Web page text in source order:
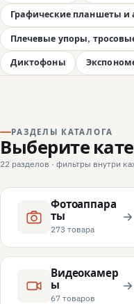
Графические планшеты и
Плечевые упоры,
Диктофоны
РАЗДЕЛЫ КАТАЛОГА
Выберите
22 разделов · фильтры внутри
Фотоаппара
ты
273 товара
Видеокамер
ы
67 товаров